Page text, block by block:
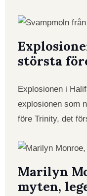
största
Explosionen i
explosionen som
före Trinity, det
Marilyn
myten,